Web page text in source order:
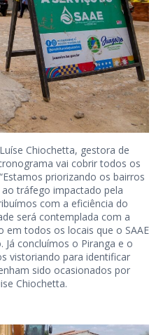
Chiochetta, gestora de
vai cobrir todos os
priorizando os bairros
tráfego impactado pela
com a eficiência do
será contemplada com a
em todos os locais que o SAAE
concluímos o Piranga e o
vistoriando para identificar
sido ocasionados por
Chiochetta.